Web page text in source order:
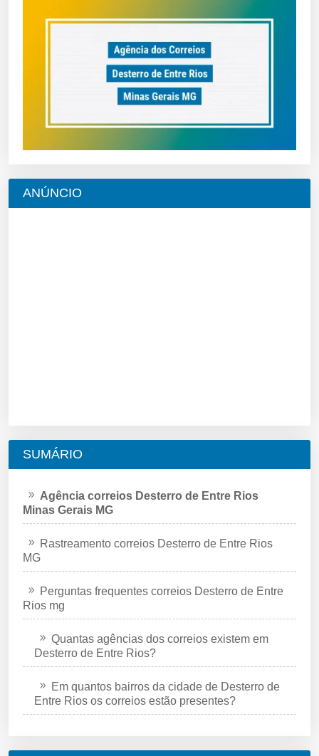
ANÚNCIO
SUMÁRIO
Agência correios Desterro de Entre Rios
Minas Gerais MG
Rastreamento correios Desterro de Entre Rios
MG
Perguntas frequentes correios Desterro de Entre
Rios mg
Quantas agências dos correios existem em
Desterro de Entre Rios?
Em quantos bairros da cidade de Desterro de
Entre Rios os correios estão presentes?